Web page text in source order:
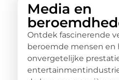
Media en
Ontdek fascinerende
beroemde mensen en
onvergetelijke